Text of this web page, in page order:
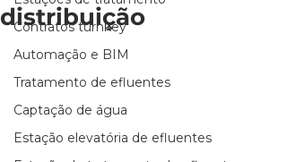
Contratos turnkey
Automação e BIM
Tratamento de efluentes
Captação de água
Estação elevatória de efluentes
distribuição